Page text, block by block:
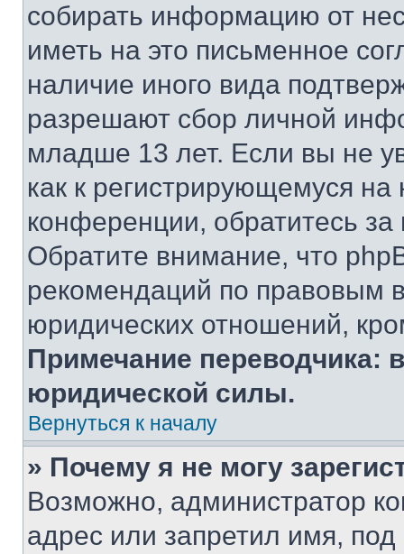
собирать информацию от
иметь на это письменное
наличие иного вида
разрешают сбор личной
младше 13 лет. Если вы не
как к регистрирующемуся
конференции, обратитесь
Обратите внимание, что
рекомендаций по правовым
юридических отношений,
Примечание переводчика:
юридической силы.
Вернуться к началу
» Почему я не могу
Возможно, администратор
адрес или запретил имя,